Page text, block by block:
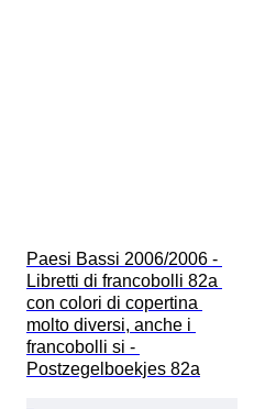
Paesi Bassi 2006/2006 -
Libretti di francobolli 82a
con colori di copertina
molto diversi, anche i
francobolli si -
Postzegelboekjes 82a